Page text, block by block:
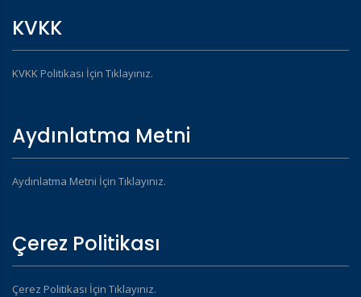
KVKK
KVKK Politikası İçin Tıklayınız.
Aydınlatma Metni
Aydınlatma Metni İçin Tıklayınız.
Çerez Politikası
Çerez Politikası İçin Tıklayınız.